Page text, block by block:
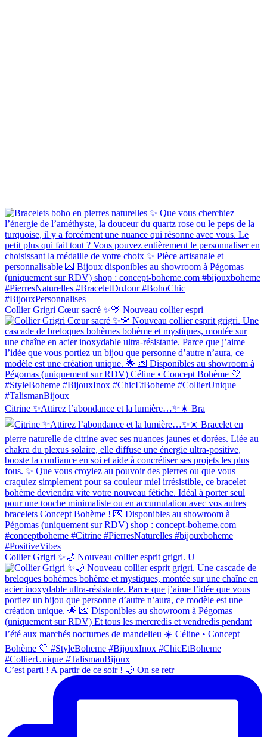
Collier Grigri Cœur sacré ✨💛 Nouveau collier espri
Citrine ✨Attirez l’abondance et la lumière…✨☀️ Bra
Collier Grigri ✨🌙 Nouveau collier esprit grigri. U
C’est parti ! A partir de ce soir ! 🌙 On se retr